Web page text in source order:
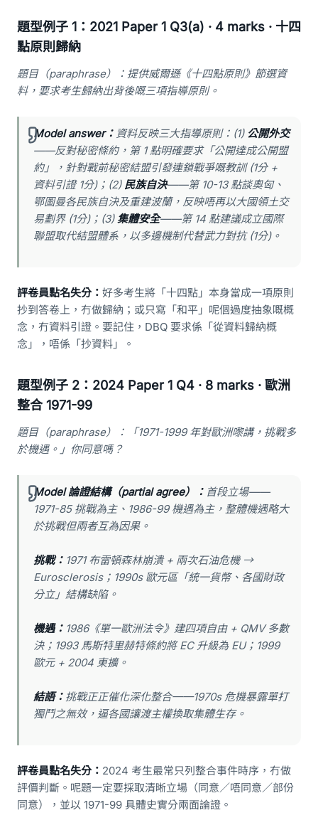
題型例子 1：2021 Paper 1 Q3(a) · 4 marks · 十四
點原則歸納
題目（paraphrase）：提供威爾遜《十四點原則》節選資
料，要求考生歸納出背後嘅三項指導原則。
Model answer： 資料反映三大指導原則：(1) 公開外交
——反對秘密條約，第 1 點明確要求「公開達成公開盟
約」，針對戰前秘密結盟引發連鎖戰爭嘅教訓 (1分 +
資料引證 1分)；(2) 民族自決——第 10-13 點談奧匈、
鄂圖曼各民族自決及重建波蘭，反映唔再以大國領土交
易劃界 (1分)；(3)集體安全——第 14 點建議成立國際
聯盟取代結盟體系，以多邊機制代替武力對抗 (1分)。
評卷員點名失分： 好多考生將「十四點」本身當成一項原則
抄到答卷上，冇做歸納；或只寫「和平」呢個過度抽象嘅概
念，冇資料引證。要記住，DBQ 要求係「從資料歸納概
念」，唔係「抄資料」。
題型例子 2：2024 Paper 1 Q4 · 8 marks · 歐洲
整合 1971-99
題目（paraphrase）：「1971-1999 年對歐洲嚟講，挑戰多
於機遇。」你同意嗎？
Model 論證結構（partial agree）： 首段立場——
1971-85 挑戰為主、1986-99 機遇為主，整體機遇略大
於挑戰但兩者互為因果。
挑戰： 1971 布雷頓森林崩潰 + 兩次石油危機 →
Eurosclerosis；1990s 歐元區「統一貨幣、各國財政
分立」結構缺陷。
機遇： 1986《單一歐洲法令》建四項自由 + QMV 多數
決；1993 馬斯特里赫特條約將 EC 升級為 EU；1999
歐元 + 2004 東擴。
結語： 挑戰正正催化深化整合——1970s 危機暴露單打
獨鬥之無效，逼各國讓渡主權換取集體生存。
評卷員點名失分： 2024 考生最常只列整合事件時序，冇做
評價判斷。呢題一定要採取清晰立場（同意／唔同意／部份
同意），並以 1971-99 具體史實分兩面論證。